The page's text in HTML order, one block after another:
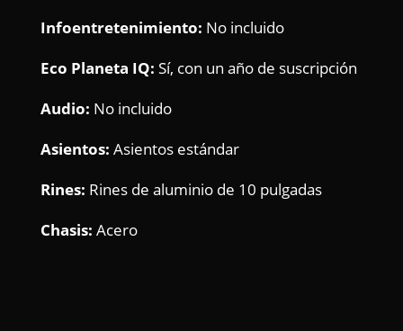
Infoentretenimiento: No incluido
Eco Planeta IQ: Sí, con un año de suscripción
Audio: No incluido
Asientos: Asientos estándar
Rines: Rines de aluminio de 10 pulgadas
Chasis: Acero